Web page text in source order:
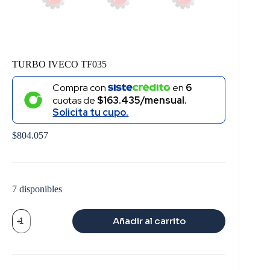
TURBO IVECO TF035
Compra con en 6
cuotas de $163.435/mensual.
Solicita tu cupo.
$804.057
7 disponibles
TURBO
IVECO
TF035
Añadir al carrito